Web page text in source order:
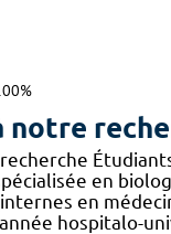
notre
en
en
hospitalo-